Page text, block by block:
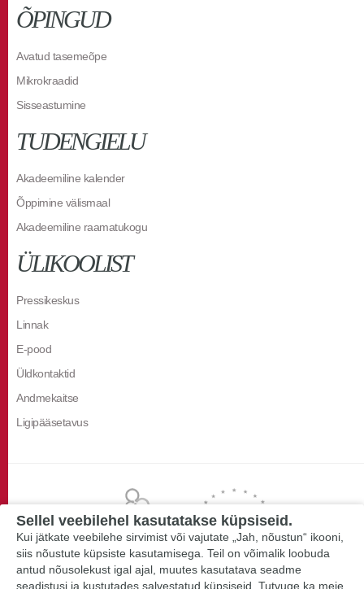
ÕPINGUD
Avatud tasemeõpe
Mikrokraadid
Sisseastumine
TUDENGIELU
Akadeemiline kalender
Õppimine välismaal
Akadeemiline raamatukogu
ÜLIKOOLIST
Pressikeskus
Linnak
E-pood
Üldkontaktid
Andmekaitse
Ligipääsetavus
Sellel veebilehel kasutatakse küpsiseid.
Kui jätkate veebilehe sirvimist või vajutate „Jah, nõustun“ ikooni,
siis nõustute küpsiste kasutamisega. Teil on võimalik loobuda
antud nõusolekust igal ajal, muutes kasutatava seadme
seadistusi ja kustutades salvestatud küpsiseid. Tutvuge ka meie